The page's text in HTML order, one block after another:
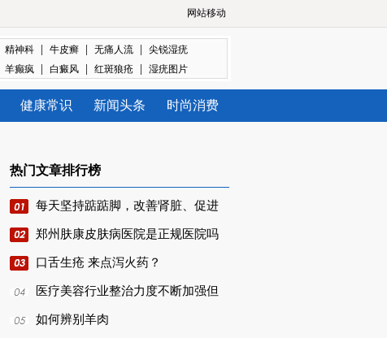
网站移动
精神科 | 牛皮癣 | 无痛人流 |
尖锐湿疣
羊癫疯 | 白癜风 | 红斑狼疮 | 湿疣图片
健康常识 新闻头条 时尚消费
热门文章排行榜
每天坚持踮踮脚，改善肾脏、促进
郑州肤康皮肤病医院是正规医院吗
口舌生疮 来点泻火药？
医疗美容行业整治力度不断加强但
如何辨别羊肉